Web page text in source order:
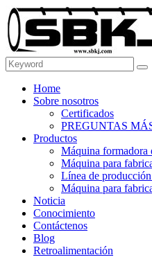
Home
Sobre nosotros
Certificados
PREGUNTAS
Productos
Máquina formadora
Máquina para
Línea de
Máquina para
Noticia
Conocimiento
Contáctenos
Blog
Retroalimentación